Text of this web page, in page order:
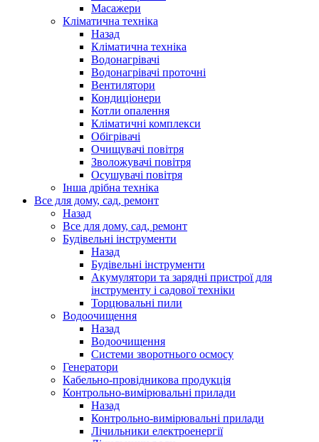
Масажери
Кліматична техніка
Назад
Кліматична техніка
Водонагрівачі
Водонагрівачі проточні
Вентилятори
Кондиціонери
Котли опалення
Кліматичні комплекси
Обігрівачі
Очищувачі повітря
Зволожувачі повітря
Осушувачі повітря
Інша дрібна техніка
Все для дому, сад, ремонт
Назад
Все для дому, сад, ремонт
Будівельні інструменти
Назад
Будівельні інструменти
Акумулятори та зарядні пристрої для
інструменту і садової техніки
Торцювальні пили
Водоочищення
Назад
Водоочищення
Системи зворотнього осмосу
Генератори
Кабельно-провідникова продукція
Контрольно-вимірювальні прилади
Назад
Контрольно-вимірювальні прилади
Лічильники електроенергії